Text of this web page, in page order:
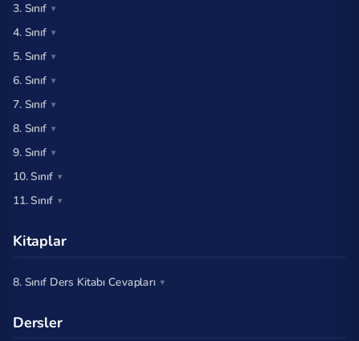
3. Sınıf
4. Sınıf
5. Sınıf
6. Sınıf
7. Sınıf
8. Sınıf
9. Sınıf
10. Sınıf
11. Sınıf
Kitaplar
8. Sınıf Ders Kitabı Cevapları
Dersler